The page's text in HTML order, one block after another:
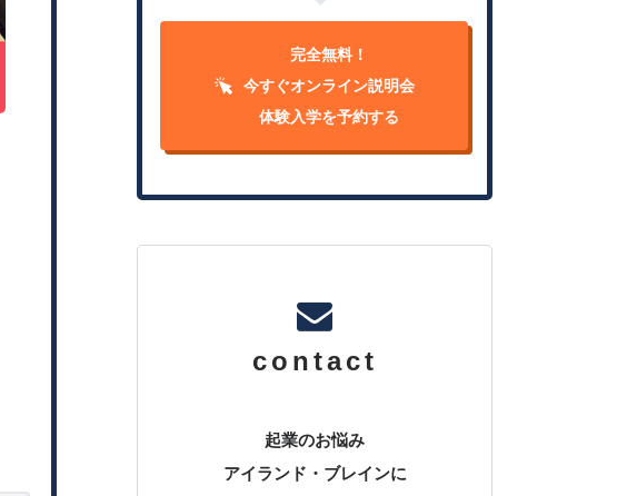
完全無料！
今すぐオンライン説明会
体験入学を予約する
contact
起業のお悩み
アイランド・ブレインに